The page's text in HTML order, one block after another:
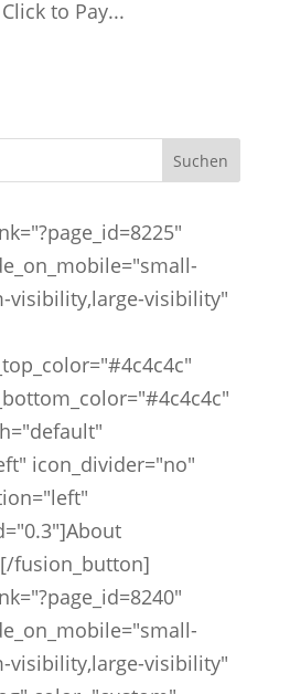
to Pay...
visibility,large-visibility"
icon_divider="no"
fusion_button]
visibility,large-visibility"